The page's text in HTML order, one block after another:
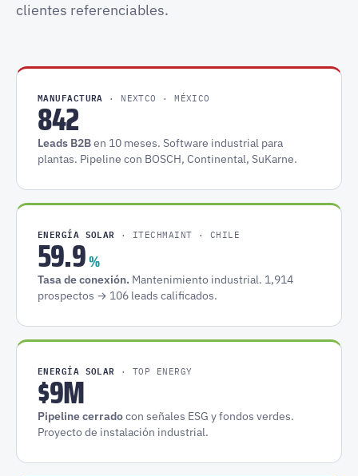
clientes referenciables.
MANUFACTURA · NEXTCO · MÉXICO
842
Leads B2Ben 10 meses. Software industrial para
plantas. Pipeline con BOSCH, Continental, SuKarne.
ENERGÍA SOLAR · ITECHMAINT · CHILE
59.9%
Tasa de conexión. Mantenimiento industrial. 1,914
prospectos → 106 leads calificados.
ENERGÍA SOLAR · TOP ENERGY
$9M
Pipeline cerradocon señales ESG y fondos verdes.
Proyecto de instalación industrial.